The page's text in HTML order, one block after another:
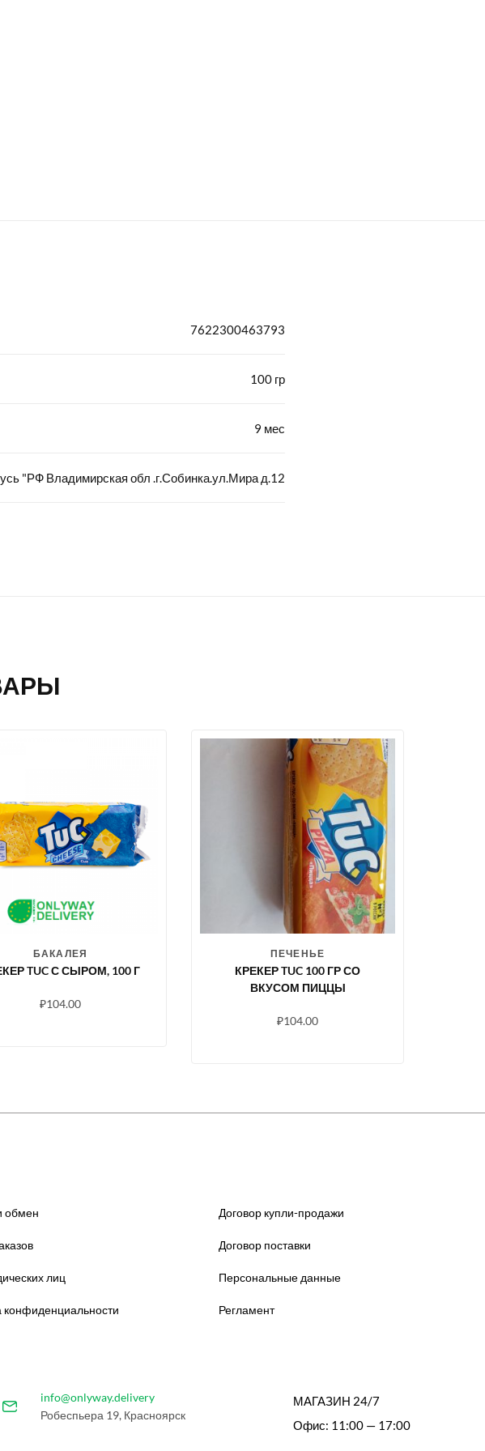
7622300463793
100 гр
9 мес
"РФ Владимирская обл .г.Собинка.ул.Мира д.12
БАКАЛЕЯ
TUC С СЫРОМ, 100 Г
₽104.00
ПЕЧЕНЬЕ
КРЕКЕР TUC 100 ГР СО
ВКУСОМ ПИЦЦЫ
₽104.00
обмен
лиц
конфиденциальности
Договор купли-продажи
Договор поставки
Персональные данные
Регламент
info@onlyway.delivery
Робеспьера 19, Красноярск
МАГАЗИН 24/7
Офис: 11:00 — 17:00